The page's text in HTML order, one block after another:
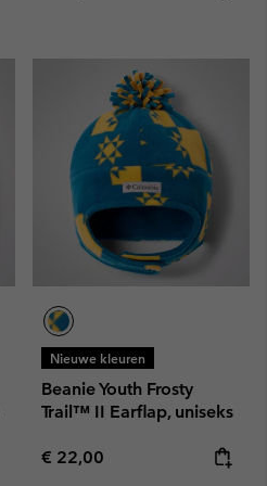
Nieuwe kleuren
Beanie Youth Frosty
Trail™ II Earflap, uniseks
Regular price:
€ 22,00